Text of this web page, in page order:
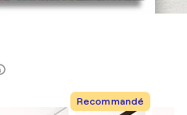
Recommandé